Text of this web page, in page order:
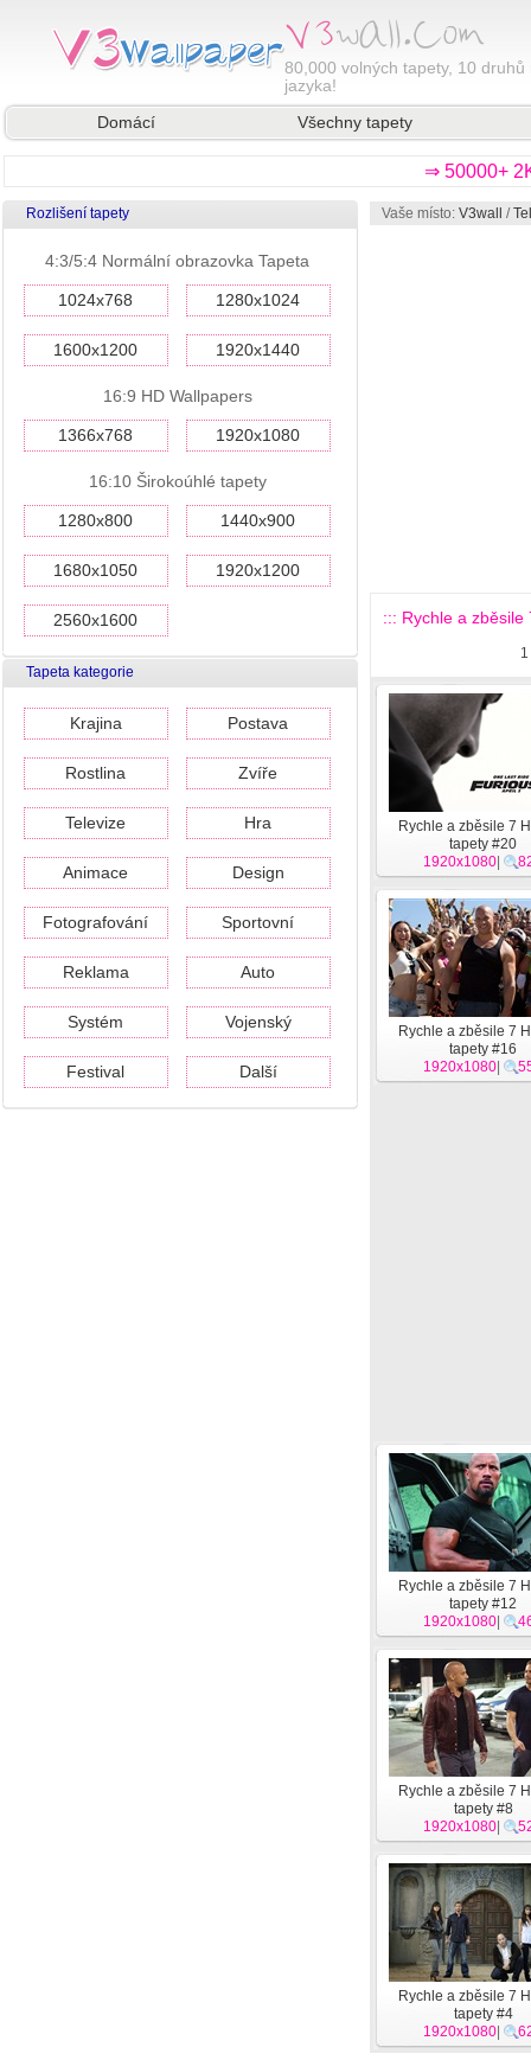
80,000 volných tapety, 10 druhů
jazyka!
Domácí
Všechny tapety
⇒ 50000+
Rozlišení tapety
4:3/5:4 Normální obrazovka Tapeta
1024x768 1280x1024
1600x1200 1920x1440
16:9 HD Wallpapers
1366x768 1920x1080
16:10 Širokoúhlé tapety
1280x800 1440x900
1680x1050 1920x1200
2560x1600
Tapeta kategorie
Krajina Postava
Rostlina Zvíře
Televize Hra
Animace Design
Fotografování Sportovní
Reklama Auto
Systém Vojenský
Festival Další
Vaše místo: V3wall /
::: Rychle a zběsile
1
Rychle a zběsile 7
tapety #20
1920x1080
Rychle a zběsile 7
tapety #16
1920x1080
Rychle a zběsile 7
tapety #12
1920x1080
Rychle a zběsile 7
tapety #8
1920x1080
Rychle a zběsile 7
tapety #4
1920x1080